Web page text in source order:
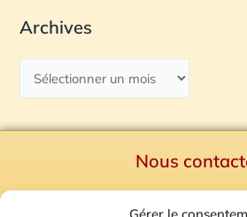
Archives
Nous